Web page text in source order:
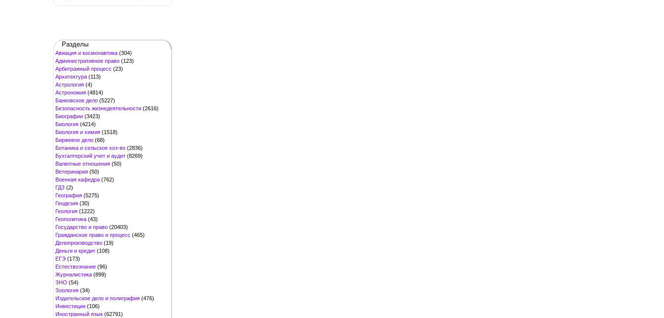
Разделы
Авиация и космонавтика (304)
Административное право (123)
Арбитражный процесс (23)
Архитектура (113)
Астрология (4)
Астрономия (4814)
Банковское дело (5227)
Безопасность жизнедеятельности (2616)
Биографии (3423)
Биология (4214)
Биология и химия (1518)
Биржевое дело (68)
Ботаника и сельское хоз-во (2836)
Бухгалтерский учет и аудит (8269)
Валютные отношения (50)
Ветеринария (50)
Военная кафедра (762)
ГДЗ (2)
География (5275)
Геодезия (30)
Геология (1222)
Геополитика (43)
Государство и право (20403)
Гражданское право и процесс (465)
Делопроизводство (19)
Деньги и кредит (108)
ЕГЭ (173)
Естествознание (96)
Журналистика (899)
ЗНО (54)
Зоология (34)
Издательское дело и полиграфия (476)
Инвестиции (106)
Иностранный язык (62791)